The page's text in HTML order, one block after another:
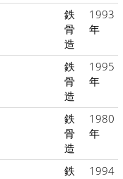
鉄
骨
造
1993
年
鉄
骨
造
1995
年
鉄
骨
造
1980
年
鉄
1994